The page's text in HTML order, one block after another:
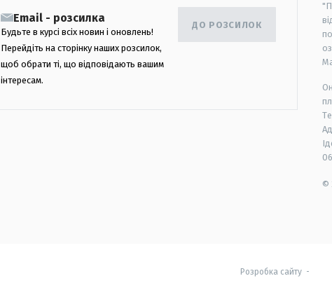
Email - розсилка
Будьте в курсі всіх новин і оновлень!
Перейдіть на сторінку наших розсилок,
щоб обрати ті, що відповідають вашим
інтересам.
ДО РОЗСИЛОК
©
Розробка сайту-